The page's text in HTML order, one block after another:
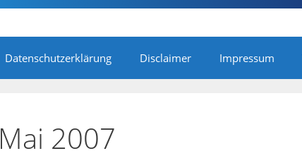
Datenschutzerklärung Disclaimer Impressum
Mai 2007